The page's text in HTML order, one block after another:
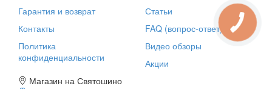
Гарантия и возврат
Контакты
Политика
конфиденциальности
Статьи
FAQ (вопрос-ответ)
Видео обзоры
Акции
Магазин на Святошино